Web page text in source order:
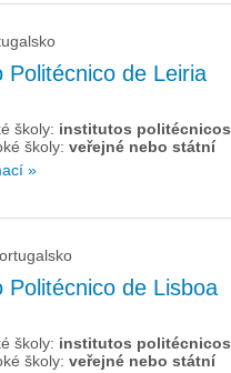
Politécnico de Leiria
školy: institutos politécnicos
školy: veřejné nebo státní
»
Politécnico de Lisboa
školy: institutos politécnicos
školy: veřejné nebo státní